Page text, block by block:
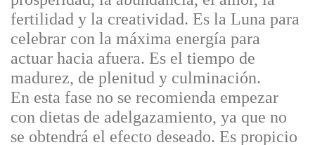
fertilidad y la creatividad. Es la Luna para
celebrar con la máxima energía para
actuar hacia afuera. Es el tiempo de
madurez, de plenitud y culminación.
En esta fase no se recomienda empezar
con dietas de adelgazamiento, ya que no
se obtendrá el efecto deseado. Es propicio